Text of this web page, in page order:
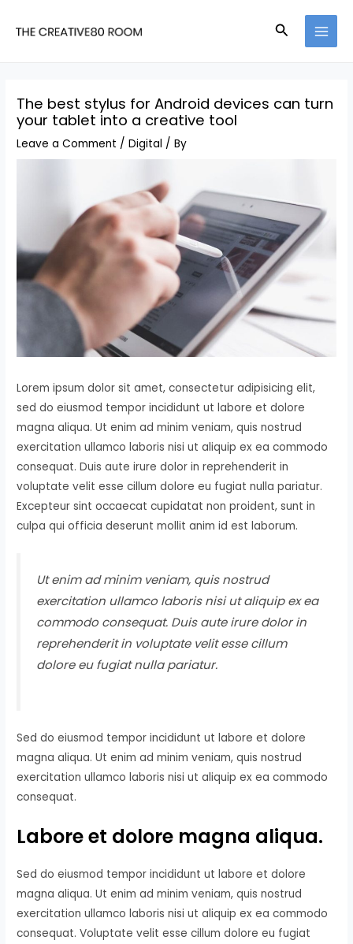
Search
The best stylus for Android devices can turn
your tablet into a creative tool
Leave a Comment /Digital / By
Lorem ipsum dolor sit amet, consectetur adipisicing elit,
sed do eiusmod tempor incididunt ut labore et dolore
magna aliqua. Ut enim ad minim veniam, quis nostrud
exercitation ullamco laboris nisi ut aliquip ex ea commodo
consequat. Duis aute irure dolor in reprehenderit in
voluptate velit esse cillum dolore eu fugiat nulla pariatur.
Excepteur sint occaecat cupidatat non proident, sunt in
culpa qui officia deserunt mollit anim id est laborum.
Ut enim ad minim veniam, quis nostrud
exercitation ullamco laboris nisi ut aliquip ex ea
commodo consequat. Duis aute irure dolor in
reprehenderit in voluptate velit esse cillum
dolore eu fugiat nulla pariatur.
Sed do eiusmod tempor incididunt ut labore et dolore
magna aliqua. Ut enim ad minim veniam, quis nostrud
exercitation ullamco laboris nisi ut aliquip ex ea commodo
consequat.
Labore et dolore magna aliqua.
Sed do eiusmod tempor incididunt ut labore et dolore
magna aliqua. Ut enim ad minim veniam, quis nostrud
exercitation ullamco laboris nisi ut aliquip ex ea commodo
consequat. Voluptate velit esse cillum dolore eu fugiat